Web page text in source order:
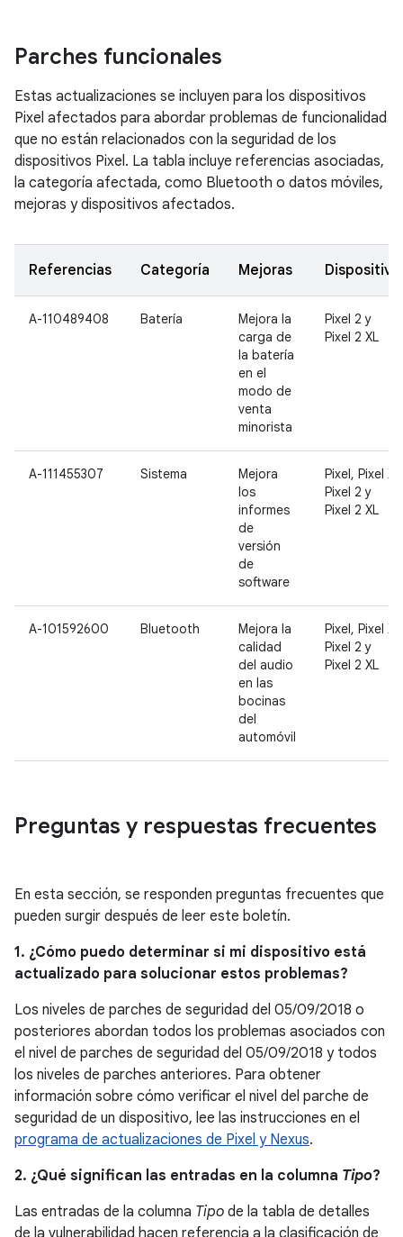
Parches funcionales
Estas actualizaciones se incluyen para los dispositivos
Pixel afectados para abordar problemas de funcionalidad
que no están relacionados con la seguridad de los
dispositivos Pixel. La tabla incluye referencias asociadas,
la categoría afectada, como Bluetooth o datos móviles,
mejoras y dispositivos afectados.
Referencias Categoría Mejoras
A-110489408 Batería
Mejora la
carga de
la batería
en el
modo de
venta
minorista
Pixel 2 y
Pixel 2 XL
A-111455307 Sistema
Mejora
los
informes
de
versión
de
software
Pixel, Pixel
Pixel 2 y
Pixel 2 XL
A-101592600 Bluetooth
Mejora la
calidad
del audio
en las
bocinas
del
automóvil
Pixel, Pixel
Pixel 2 y
Pixel 2 XL
Preguntas y respuestas frecuentes
En esta sección, se responden preguntas frecuentes que
pueden surgir después de leer este boletín.
1. ¿Cómo puedo determinar si mi dispositivo está
actualizado para solucionar estos problemas?
Los niveles de parches de seguridad del 05/09/2018 o
posteriores abordan todos los problemas asociados con
el nivel de parches de seguridad del 05/09/2018 y todos
los niveles de parches anteriores. Para obtener
información sobre cómo verificar el nivel del parche de
seguridad de un dispositivo, lee las instrucciones en el
programa de actualizaciones de Pixel y Nexus.
2. ¿Qué significan las entradas en la columna Tipo?
Las entradas de la columna Tipo de la tabla de detalles
de la vulnerabilidad hacen referencia a la clasificación de